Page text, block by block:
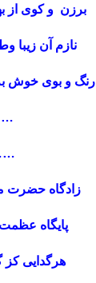
برزن و کوی از
نازم آن زیبا
رنگ و بوی خوش
زادگاه حضرت
پایگاه
هرگدایی کز